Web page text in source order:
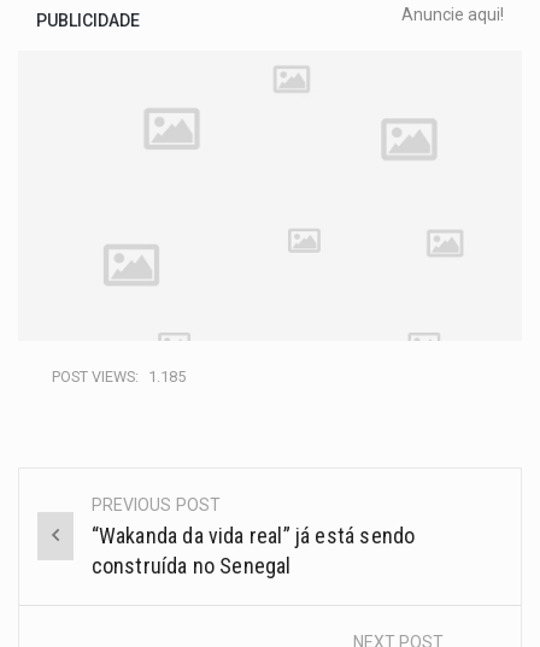
PUBLICIDADE Anuncie aqui!
POST VIEWS: 1.185
PREVIOUS POST
“Wakanda da vida real” já está sendo
construída no Senegal
NEXT POST